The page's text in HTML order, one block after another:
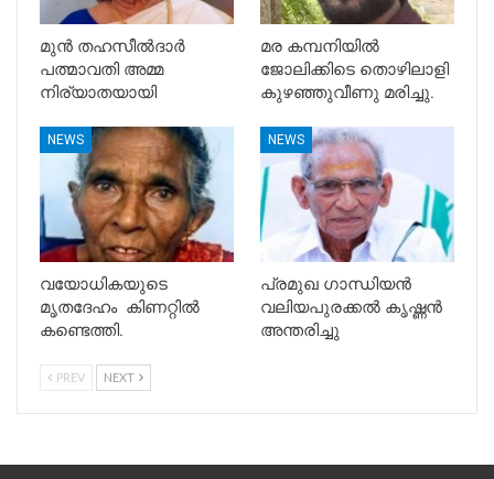
മുൻ തഹസീൽദാർ
പത്മാവതി അമ്മ
നിര്യാതയായി
മര കമ്പനിയിൽ
ജോലിക്കിടെ തൊഴിലാളി
കുഴഞ്ഞുവീണു മരിച്ചു.
NEWS
വയോധികയുടെ
മൃതദേഹം കിണറ്റിൽ
കണ്ടെത്തി.
NEWS
പ്രമുഖ ഗാന്ധിയൻ
വലിയപുരക്കൽ കൃഷ്ണൻ
അന്തരിച്ചു
PREV NEXT